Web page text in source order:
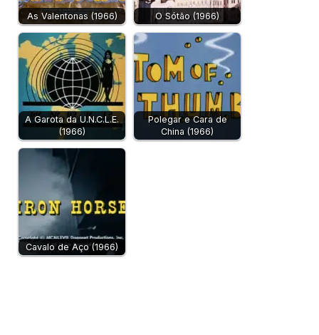
As Valentonas (1966) O Sótão (1966)
A Garota da U.N.C.L.E.
(1966)
Polegar e Cara de
China (1966)
Cavalo de Aço (1966)